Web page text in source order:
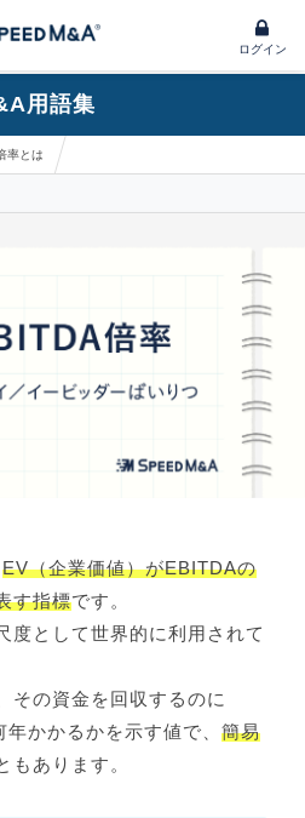
ログイン
用語集
率とは
EV（企業価値）がEBITDAの
す指標です。
度として世界的に利用されて
その資金を回収するのに
かかるかを示す値で、簡易
もあります。